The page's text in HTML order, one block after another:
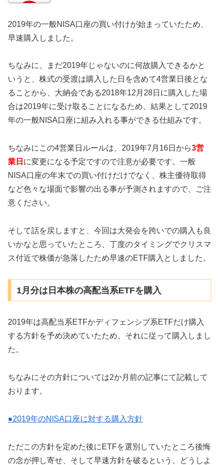
2019年の一般NISA口座の買い付けが始まっていたため、
早速購入しました。
ちなみに、まだ2019年じゃないのに何故購入できるかと
いうと、株式の受渡は購入した日を含めて4営業日後とな
ることから、大納会である2018年12月28日に購入した場
合は2019年に受け取ることになるため、結果として2019
年の一般NISA口座に組み入れる事ができる仕組みです。
ちなみにこの4営業日ルールは、2019年7月16日から3営
業日 に変更になる予定ですので注意が必要です。一般
NISA口座の年末での買い付けだけでなく、株主優待取得
など色々な場面で影響の出る事が予測されますので、ご注
意ください。
そして話を戻しますと、今回は大発会を跨いでの購入も良
いかなと思っていたところ、丁度のタイミングでクリスマ
ス付近で株価が急落したため早速のETF購入としました。
1月分は日本株の高配当系ETFを購入
2019年は高配当系ETFかディフェンシブ系ETFだけ購入
する方針を予め決めていたため、それに従って購入しまし
た。
ちなみにその方針については2か月前の記事にて記載して
おります。
●2019年のNISA口座に対する購入方針
ただこの方針を定めた後にETFを選別していたところ後悔
の念が押し寄せ、そして早速方針を破るという、どうしよ